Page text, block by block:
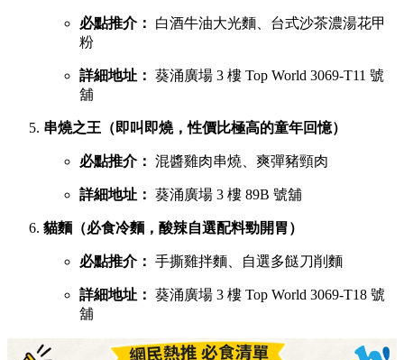
必點推介：
白酒牛油大光麵、台式沙茶濃湯花甲
粉
詳細地址： 葵涌廣場 3 樓 Top World 3069-T11 號
舖
串燒之王（即叫即燒，性價比極高的童年回憶）
必點推介： 混醬雞肉串燒、爽彈豬頸肉
詳細地址： 葵涌廣場 3 樓 89B 號舖
貓麵（必食冷麵，酸辣自選配料勁開胃）
必點推介： 手撕雞拌麵、自選多餸刀削麵
詳細地址： 葵涌廣場 3 樓 Top World 3069-T18 號
舖